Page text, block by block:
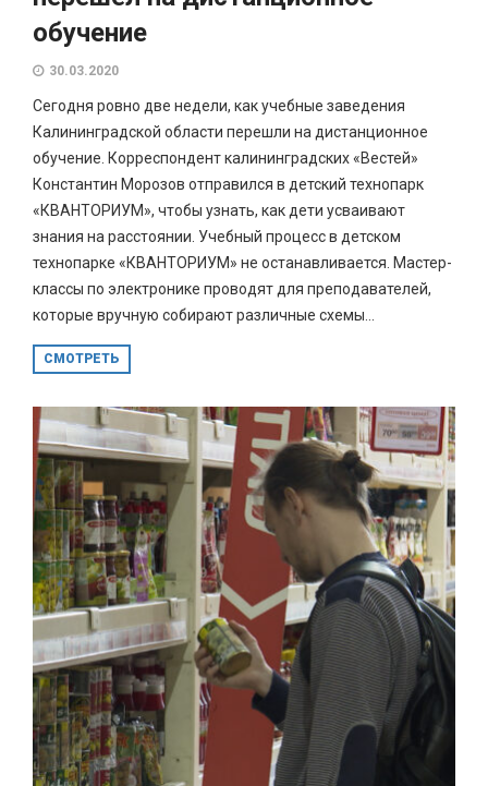
обучение
30.03.2020
Сегодня ровно две недели, как учебные заведения
Калининградской области перешли на дистанционное
обучение. Корреспондент калининградских «Вестей»
Константин Морозов отправился в детский технопарк
«КВАНТОРИУМ», чтобы узнать, как дети усваивают
знания на расстоянии. Учебный процесс в детском
технопарке «КВАНТОРИУМ» не останавливается. Мастер-
классы по электронике проводят для преподавателей,
которые вручную собирают различные схемы...
СМОТРЕТЬ